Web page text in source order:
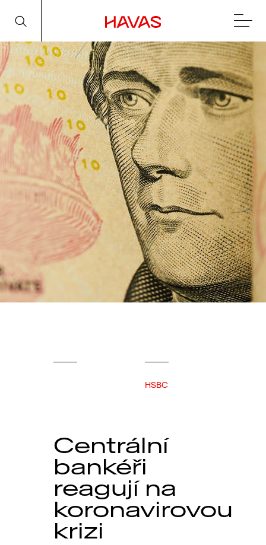
HSBC
Centrální
bankéři
reagují na
koronavirovou
krizi